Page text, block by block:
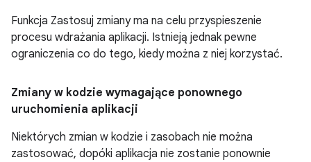
Funkcja Zastosuj zmiany ma na celu przyspieszenie
procesu wdrażania aplikacji. Istnieją jednak pewne
ograniczenia co do tego, kiedy można z niej korzystać.
Zmiany w kodzie wymagające ponownego
uruchomienia aplikacji
Niektórych zmian w kodzie i zasobach nie można
zastosować, dopóki aplikacja nie zostanie ponownie